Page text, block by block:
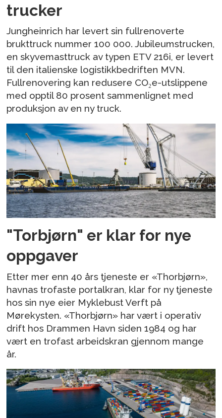
trucker
Jungheinrich har levert sin fullrenoverte
brukttruck nummer 100 000. Jubileumstrucken,
en skyvemasttruck av typen ETV 216i, er levert
til den italienske logistikkbedriften MVN.
Fullrenovering kan redusere CO₂e-utslippene
med opptil 80 prosent sammenlignet med
produksjon av en ny truck.
"Torbjørn" er klar for nye
oppgaver
Etter mer enn 40 års tjeneste er «Thorbjørn»,
havnas trofaste portalkran, klar for ny tjeneste
hos sin nye eier Myklebust Verft på
Mørekysten. «Thorbjørn» har vært i operativ
drift hos Drammen Havn siden 1984 og har
vært en trofast arbeidskran gjennom mange
år.